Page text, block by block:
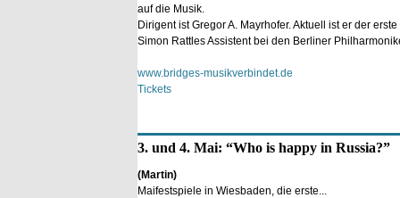
auf die Musik.
Dirigent ist Gregor A. Mayrhofer. Aktuell ist er der
Simon Rattles Assistent bei den Berliner
www.bridges-musikverbindet.de
Tickets
3. und 4. Mai: “Who is happy in Russia?”
(Martin)
Maifestspiele in Wiesbaden, die erste...